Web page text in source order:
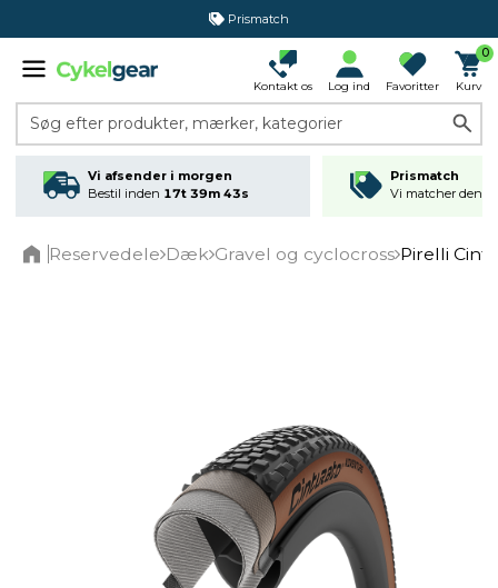
Prismatch
Kontakt os Log ind Favoritter
0
Kurv
Søg efter produkter, mærker, kategorier
Vi afsender i morgen
Bestil inden 17t 39m 43s
Prismatch
Vi matcher den
Reservedele Dæk Gravel og cyclocross Pirelli